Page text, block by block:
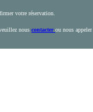
votre réservation.
nous contacterou nous appeler